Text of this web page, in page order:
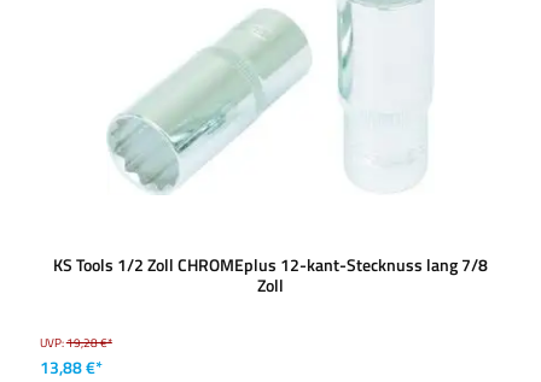
KS Tools 1/2 Zoll CHROMEplus 12-kant-Stecknuss lang 7/8
Zoll
UVP:19,28 €*
13,88 €*